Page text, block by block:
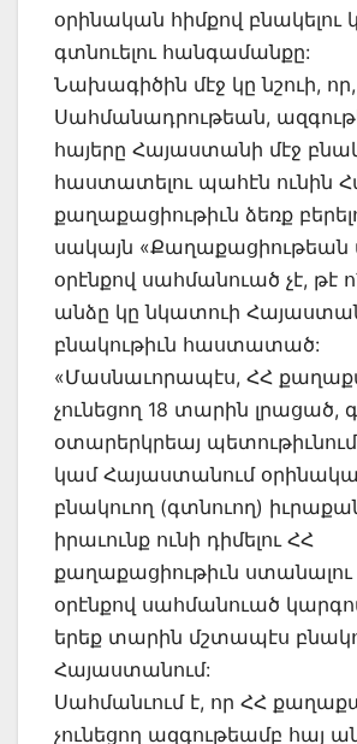
օրինական հիմքով բնակելու
գտնուելու հանգամանքը:
Նախագիծին մէջ կը նշուի,
Սահմանադրութեան,
հայերը Հայաստանի մէջ
հաստատելու պահէն ունին
քաղաքացիութիւն ձեռք
սակայն «Քաղաքացիութեան
օրէնքով սահմանուած չէ, թէ
անձը կը նկատուի
բնակութիւն հաստատած:
«Մասնաւորապէս, ՀՀ
չունեցող 18 տարին լրացած,
օտարերկրեայ
կամ Հայաստանում
բնակուող (գտնուող)
իրաւունք ունի դիմելու ՀՀ
քաղաքացիութիւն
օրէնքով սահմանուած
երեք տարին մշտապէս
Հայաստանում:
Սահմանւում է, որ ՀՀ
չունեցող ազգութեամբ հայ